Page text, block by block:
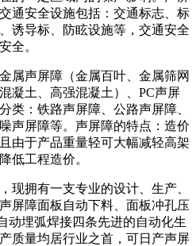
通安全设施包括：交通标志、标
诱导标、防眩设施等，交通安全
全。
属声屏障（金属百叶、金属筛网
凝土、高强混凝土）、PC声屏
类：铁路声屏障、公路声屏障、
声屏障等。声屏障的特点：造价
由于产品重量轻可大幅减轻高架
低工程造价。
现拥有一支专业的设计、生产、
屏障面板自动下料、面板冲孔压
动埋弧焊接四条先进的自动化生
质量均居行业之首，可日产声屏